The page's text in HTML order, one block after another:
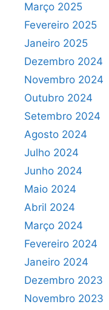
Março 2025
Fevereiro 2025
Janeiro 2025
Dezembro 2024
Novembro 2024
Outubro 2024
Setembro 2024
Agosto 2024
Julho 2024
Junho 2024
Maio 2024
Abril 2024
Março 2024
Fevereiro 2024
Janeiro 2024
Dezembro 2023
Novembro 2023